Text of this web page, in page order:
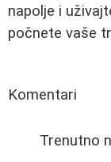
napolje i
počnete vaše
Komentari
Trenutno